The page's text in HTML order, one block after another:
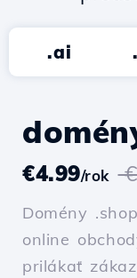
.ai
€4.99/rok
Domény
online
prilákať